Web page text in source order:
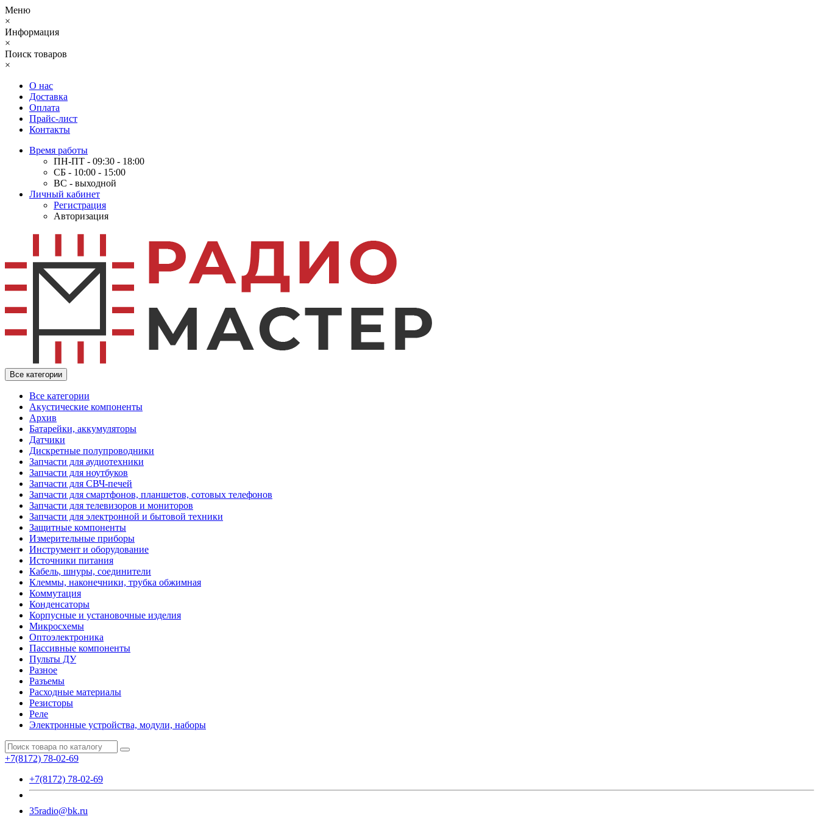
Меню
×
Информация
×
Поиск товаров
×
О нас
Доставка
Оплата
Прайс-лист
Контакты
Время работы
ПН-ПТ - 09:30 - 18:00
СБ - 10:00 - 15:00
ВС - выходной
Личный кабинет
Регистрация
Авторизация
Все категории
Все категории
Акустические компоненты
Архив
Батарейки, аккумуляторы
Датчики
Дискретные полупроводники
Запчасти для аудиотехники
Запчасти для ноутбуков
Запчасти для СВЧ-печей
Запчасти для смартфонов, планшетов, сотовых телефонов
Запчасти для телевизоров и мониторов
Запчасти для электронной и бытовой техники
Защитные компоненты
Измерительные приборы
Инструмент и оборудование
Источники питания
Кабель, шнуры, соединители
Клеммы, наконечники, трубка обжимная
Коммутация
Конденсаторы
Корпусные и установочные изделия
Микросхемы
Оптоэлектроника
Пассивные компоненты
Пульты ДУ
Разное
Разъемы
Расходные материалы
Резисторы
Реле
Электронные устройства, модули, наборы
+7(8172) 78-02-69
+7(8172) 78-02-69
35radio@bk.ru